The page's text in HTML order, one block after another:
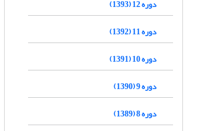
دوره 12 (1393)
دوره 11 (1392)
دوره 10 (1391)
دوره 9 (1390)
دوره 8 (1389)